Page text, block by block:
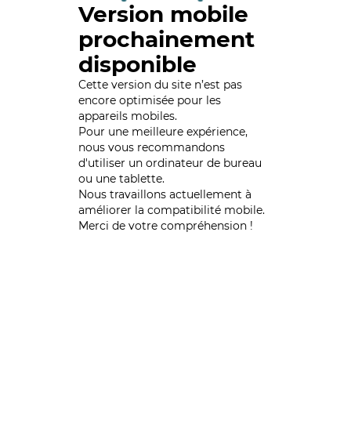
Version mobile
prochainement
disponible
Cette version du site n’est pas
encore optimisée pour les
appareils mobiles.
Pour une meilleure expérience,
nous vous recommandons
d'utiliser un ordinateur de bureau
ou une tablette.
Nous travaillons actuellement à
améliorer la compatibilité mobile.
Merci de votre compréhension !